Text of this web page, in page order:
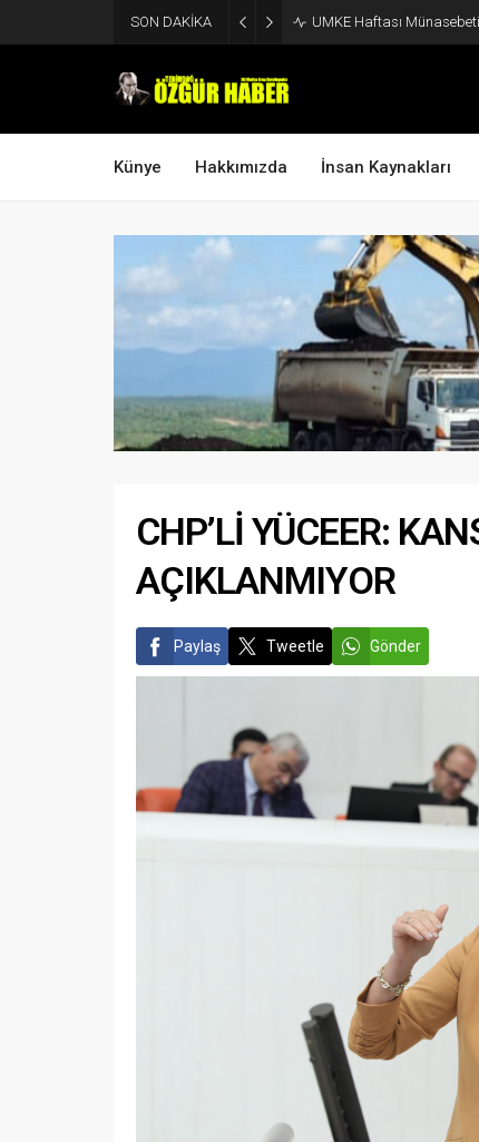
SON DAKİKA UMKE Haftası
Künye Hakkımızda İnsan Kaynakları
CHP’Lİ YÜCEER:
AÇIKLANMIYOR
Paylaş Tweetle Gönder